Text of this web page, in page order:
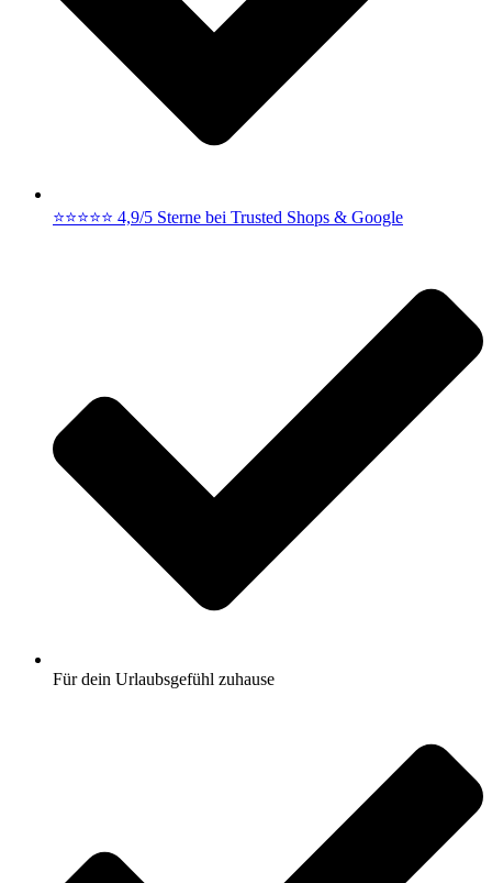
⭐⭐⭐⭐⭐ 4,9/5 Sterne bei Trusted Shops & Google
Für dein Urlaubsgefühl zuhause